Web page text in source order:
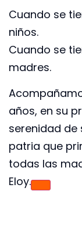
Cuando se
niños.
Cuando se
madres.
años, en su
serenidad de
patria que
todas las
Eloy.